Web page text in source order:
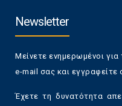
Newsletter
Μείνετε ενημερωμένοι
e-mail σας και εγγραφείτε
Έχετε τη δυνατότητα